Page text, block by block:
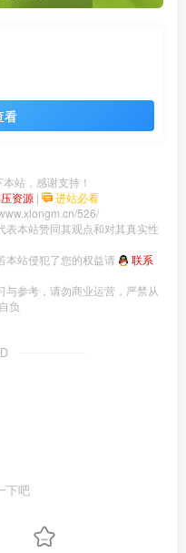
看
站，感谢支持！
资源 | 进站必看
526/
本站赞同其观点和对其真实性
本站侵犯了您的权益请
联系
参考，请勿商业运营，严禁从
负
下吧